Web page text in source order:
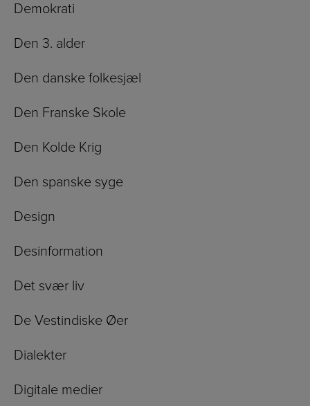
Demokrati
Den 3. alder
Den danske folkesjæl
Den Franske Skole
Den Kolde Krig
Den spanske syge
Design
Desinformation
Det svær liv
De Vestindiske Øer
Dialekter
Digitale medier